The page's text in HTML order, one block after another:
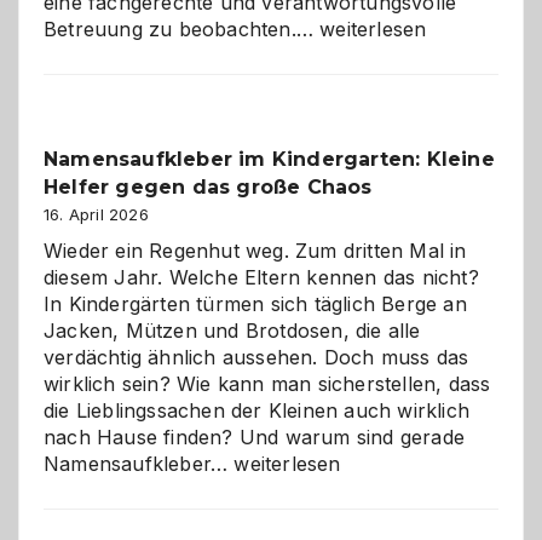
Betreuung zu beobachten.…Betreuung
ist
eine
Wahl?
weiterlesen
Namensaufkleber im Kindergarten: Kleine
Helfer gegen das große Chaos
16. April 2026
Wieder ein Regenhut weg. Zum dritten Mal in
diesem Jahr. Welche Eltern kennen das nicht?
In Kindergärten türmen sich täglich Berge an
Jacken, Mützen und Brotdosen, die alle
verdächtig ähnlich aussehen. Doch muss das
wirklich sein? Wie kann man sicherstellen, dass
die Lieblingssachen der Kleinen auch wirklich
nach Hause finden? Und warum sind gerade
Namensaufkleber…Namensaufkleber
weiterlesen